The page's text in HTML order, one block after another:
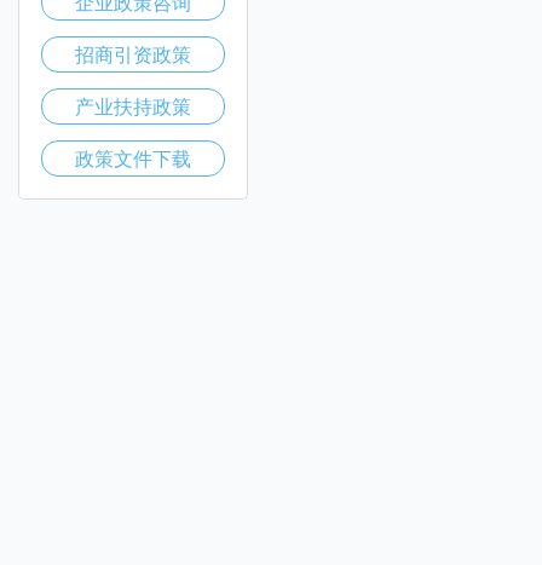
招商引资政策
产业扶持政策
政策文件下载